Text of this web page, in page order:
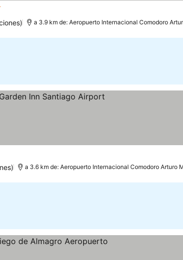
a 3.9 km de: Aeropuerto Internacional Comodoro
a 3.6 km de: Aeropuerto Internacional Comodoro Arturo